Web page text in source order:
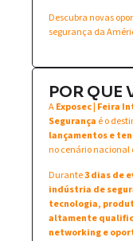
Descubra novas
segurança da
POR QUE
AExposec | Feira
Segurança é o
lançamentos e
no cenário
Durante3 dias de
indústria de
tecnologia,
altamente
networking e